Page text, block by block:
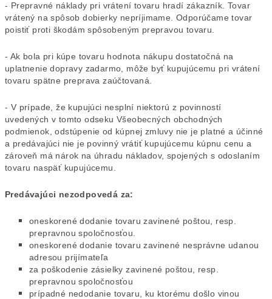
- Prepravné náklady pri vrátení tovaru hradí zákazník. Tovar
vrátený na spôsob dobierky nepríjimame. Odporúčame tovar
poistiť proti škodám spôsobeným prepravou tovaru.
- Ak bola pri kúpe tovaru hodnota nákupu dostatočná na
uplatnenie dopravy zadarmo, môže byť kupujúcemu pri vrátení
tovaru spätne preprava zaúčtovaná.
- V prípade, že kupujúci nesplní niektorú z povinností
uvedených v tomto odseku Všeobecných obchodných
podmienok, odstúpenie od kúpnej zmluvy nie je platné a účinné
a predávajúci nie je povinný vrátiť kupujúcemu kúpnu cenu a
zároveň má nárok na úhradu nákladov, spojených s odoslaním
tovaru naspäť kupujúcemu.
Predávajúci nezodpovedá za:
oneskorené dodanie tovaru zavinené poštou, resp.
prepravnou spoločnosťou.
oneskorené dodanie tovaru zavinené nesprávne udanou
adresou prijímateľa
za poškodenie zásielky zavinené poštou, resp.
prepravnou spoločnosťou
prípadné nedodanie tovaru, ku ktorému došlo vinou